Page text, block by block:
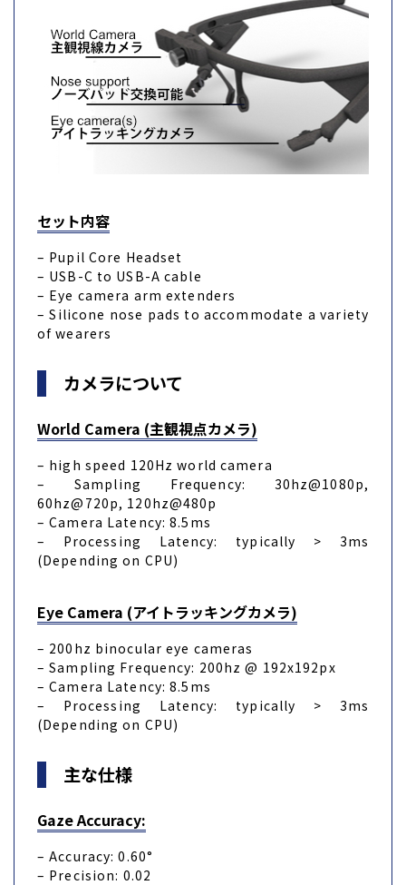
セット内容
– Pupil Core Headset
– USB-C to USB-A cable
– Eye camera arm extenders
– Silicone nose pads to accommodate a variety
of wearers
カメラについて
World Camera (主観視点カメラ)
– high speed 120Hz world camera
– Sampling Frequency: 30hz@1080p,
60hz@720p, 120hz@480p
– Camera Latency: 8.5ms
– Processing Latency: typically > 3ms
(Depending on CPU)
Eye Camera (アイトラッキングカメラ)
– 200hz binocular eye cameras
– Sampling Frequency: 200hz @ 192x192px
– Camera Latency: 8.5ms
– Processing Latency: typically > 3ms
(Depending on CPU)
主な仕様
Gaze Accuracy:
– Accuracy: 0.60°
– Precision: 0.02